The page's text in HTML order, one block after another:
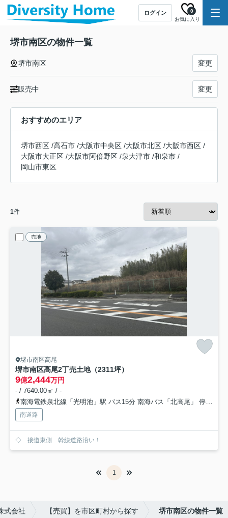
ログイン
お気に入り
0
堺市南区の物件一覧
堺市南区 変更
販売中 変更
おすすめのエリア
堺市西区 /高石市 /大阪市中央区 /大阪市北区 /大阪市西区 /
大阪市大正区 /大阪市阿倍野区 /泉大津市 /和泉市 /
岡山市東区
1件
売地
堺市南区高尾
堺市南区高尾2丁売土地（2311坪）
9億2,444万円
- / 7640.00㎡ / -
南海電鉄泉北線「光明池」駅 バス15分 南海バス「北高尾」 停歩15分
南道路
◇ 接道東側 幹線道路沿い！
1
式会社 【売買】を市区町村から探す 堺市南区の物件一覧